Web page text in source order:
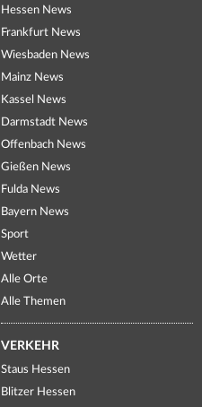
Hessen News
Frankfurt News
Wiesbaden News
Mainz News
Kassel News
Darmstadt News
Offenbach News
Gießen News
Fulda News
Bayern News
Sport
Wetter
Alle Orte
Alle Themen
VERKEHR
Staus Hessen
Blitzer Hessen